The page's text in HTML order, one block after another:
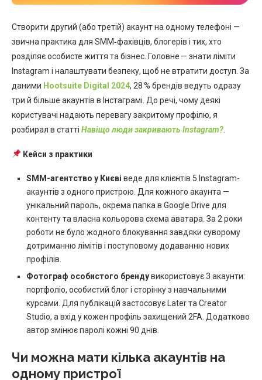
Створити другий (або третій) акаунт на одному телефоні —
звична практика для SMM‑фахівців, блогерів і тих, хто
розділяє особисте життя та бізнес. Головне — знати ліміти
Instagram і налаштувати безпеку, щоб не втратити доступ. За
даними Hootsuite Digital 2024, 28 % брендів ведуть одразу
три й більше акаунтів в Інстаграмі. До речі, чому деякі
користувачі надають перевагу закритому профілю, я
розбирал в статті Навіщо люди закривають Instagram?
Кейси з практики
SMM-агентство у Києві веде для клієнтів 5 Instagram-
акаунтів з одного пристрою. Для кожного акаунта —
унікальний пароль, окрема папка в Google Drive для
контенту та власна кольорова схема аватара. За 2 роки
роботи не було жодного блокування завдяки суворому
дотриманню лімітів і поступовому додаванню нових
профілів.
Фотограф особистого брендувикористовує 3 акаунти:
портфоліо, особистий блог і сторінку з навчальними
курсами. Для публікацій застосовує Later та Creator
Studio, а вхід у кожен профіль захищений 2FA. Додатково
автор змінює паролі кожні 90 днів.
Чи можна мати кілька акаунтів на
одному пристрої